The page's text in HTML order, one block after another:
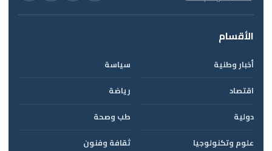
الأقسام
أخبار وطنية
سياسة
اقتصاد
رياضة
دولية
طب وصحة
علوم وتكنولوجيا
ثقافة وفنون